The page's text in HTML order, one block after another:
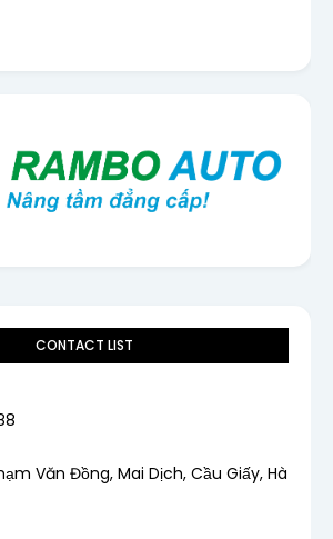
CONTACT LIST
Văn Đồng, Mai Dịch, Cầu Giấy, Hà